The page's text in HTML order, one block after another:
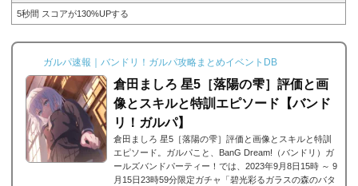
5秒間 スコアが130%UPする
ガルパ速報｜バンドリ！ガルパ攻略まとめイベントDB
倉田ましろ 星5［落陽の雫］評価と画
像とスキルと特訓エピソード【バンド
リ！ガルパ】
倉田ましろ 星5［落陽の雫］評価と画像とスキルと特訓
エピソード。ガルパこと、BanG Dream!（バンドリ）ガ
ールズバンドパーティー！では、2023年9月8日15時 ～ 9
月15日23時59分限定ガチャ「碧光彩るガラスの森のバタ